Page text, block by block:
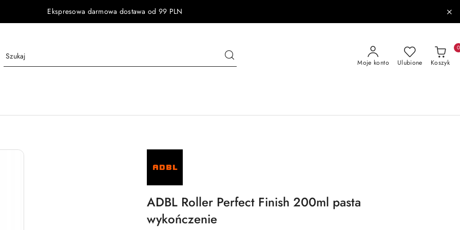
Ekspresowa darmowa dostawa od 99 PLN
Moje konto Ulubione Koszyk
0
NAZWA
ADBL
ADBL Roller Perfect Finish 200ml pasta
wykończenie